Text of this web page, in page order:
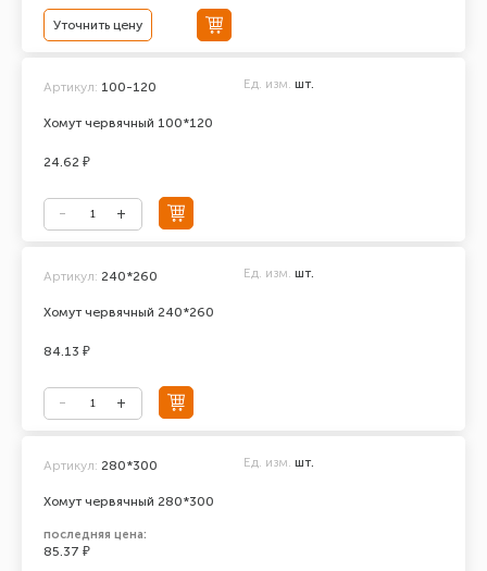
Уточнить цену
Хомут червячный 100*120
Артикул: 100-120 Ед. изм. шт.
24.62 ₽
Хомут червячный 240*260
Артикул: 240*260 Ед. изм. шт.
84.13 ₽
Хомут червячный 280*300
Артикул: 280*300 Ед. изм. шт.
последняя цена:
85.37 ₽